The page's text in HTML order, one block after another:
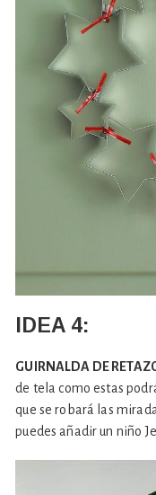
IDEA 4:
GUIRNALDA DE
de tela como estas
que se robará las
puedes añadir un niño